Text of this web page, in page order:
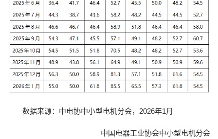
数据来源：中电协中小型电机分会，2026年1月
中国电器工业协会中小型电机分会